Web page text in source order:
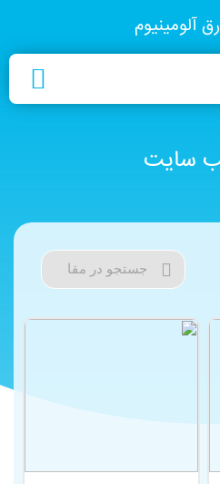
آلومینیوم
سایت